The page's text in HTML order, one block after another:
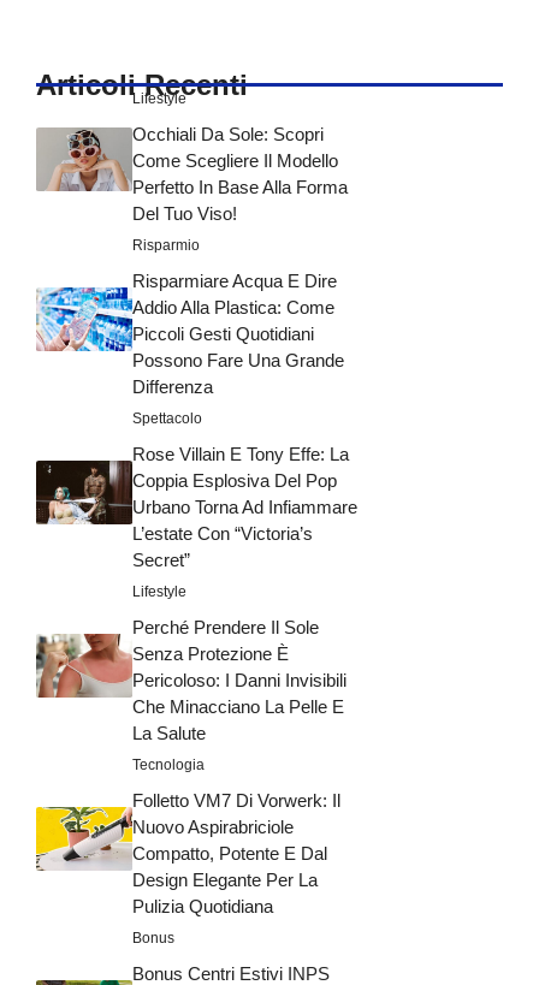
Articoli Recenti
Lifestyle
Occhiali Da Sole: Scopri
Come Scegliere Il Modello
Perfetto In Base Alla Forma
Del Tuo Viso!
Risparmio
Risparmiare Acqua E Dire
Addio Alla Plastica: Come
Piccoli Gesti Quotidiani
Possono Fare Una Grande
Differenza
Spettacolo
Rose Villain E Tony Effe: La
Coppia Esplosiva Del Pop
Urbano Torna Ad Infiammare
L’estate Con “Victoria’s
Secret”
Lifestyle
Perché Prendere Il Sole
Senza Protezione È
Pericoloso: I Danni Invisibili
Che Minacciano La Pelle E
La Salute
Tecnologia
Folletto VM7 Di Vorwerk: Il
Nuovo Aspirabriciole
Compatto, Potente E Dal
Design Elegante Per La
Pulizia Quotidiana
Bonus
Bonus Centri Estivi INPS